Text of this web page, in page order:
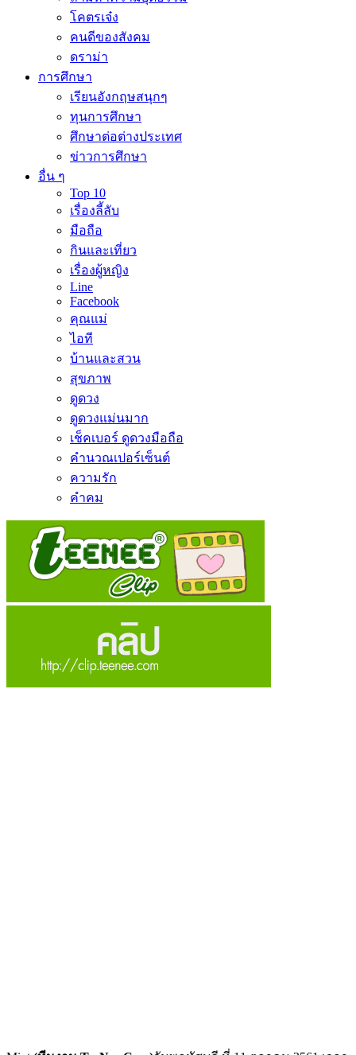
โคตรเจ๋ง
คนดีของสังคม
ดราม่า
การศึกษา
เรียนอังกฤษสนุกๆ
ทุนการศึกษา
ศึกษาต่อต่างประเทศ
ข่าวการศึกษา
อื่น ๆ
Top 10
เรื่องลี้ลับ
มือถือ
กินและเที่ยว
เรื่องผู้หญิง
Line
Facebook
คุณแม่
ไอที
บ้านและสวน
สุขภาพ
ดูดวง
ดูดวงแม่นมาก
เช็คเบอร์ ดูดวงมือถือ
คำนวณเปอร์เซ็นต์
ความรัก
คำคม